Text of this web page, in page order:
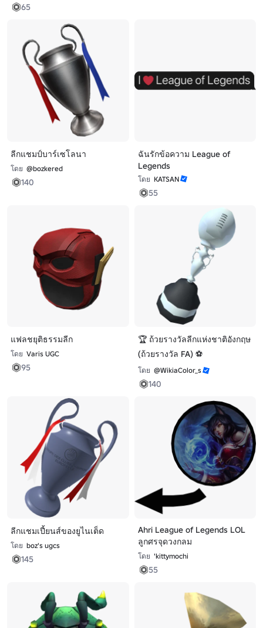
65
ลีกแชมป์บาร์เซโลนา
โดย @bozkered
140
ฉันรักข้อความ League of
Legends
โดย KATSAN
55
แฟลชยุติธรรมลีก
โดย Varis UGC
95
🏆 ถ้วยรางวัลลีกแห่งชาติอังกฤษ
(ถ้วยรางวัล FA) ⚽
โดย @WikiaColor_s
140
ลีกแชมเปี้ยนส์ของยูไนเต็ด
โดย boz's ugcs
145
Ahri League of Legends LOL
ลูกศรจุดวงกลม
โดย 'kittymochi
55